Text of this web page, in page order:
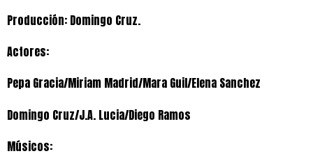
Producción: Domingo Cruz.
Actores:
Pepa Gracia/Miriam Madrid/Mara Guil/Elena Sanchez
Domingo Cruz/J.A. Lucia/Diego Ramos
Músicos: